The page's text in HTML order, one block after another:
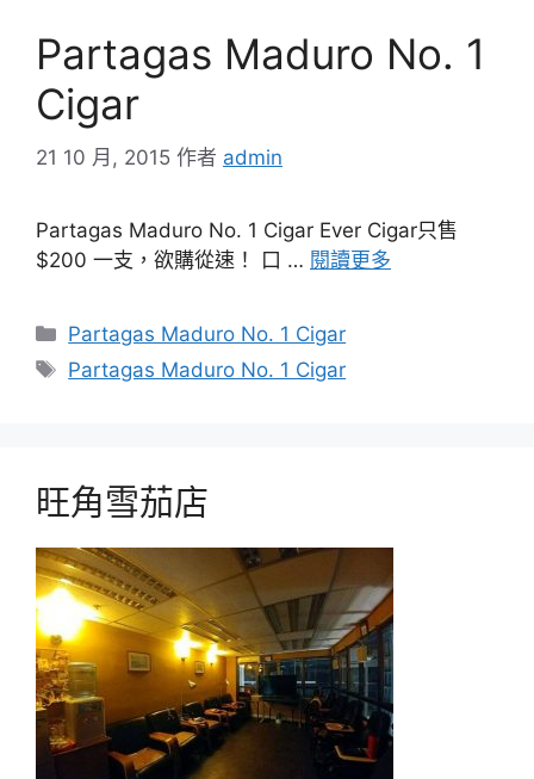
Partagas Maduro No. 1
Cigar
21 10 月, 2015 作者 admin
Partagas Maduro No. 1 Cigar Ever Cigar只售
$200 一支，欲購從速！ 口 … 閱讀更多
分
類
Partagas Maduro No. 1 Cigar
標
Partagas Maduro No. 1 Cigar
旺角雪茄店